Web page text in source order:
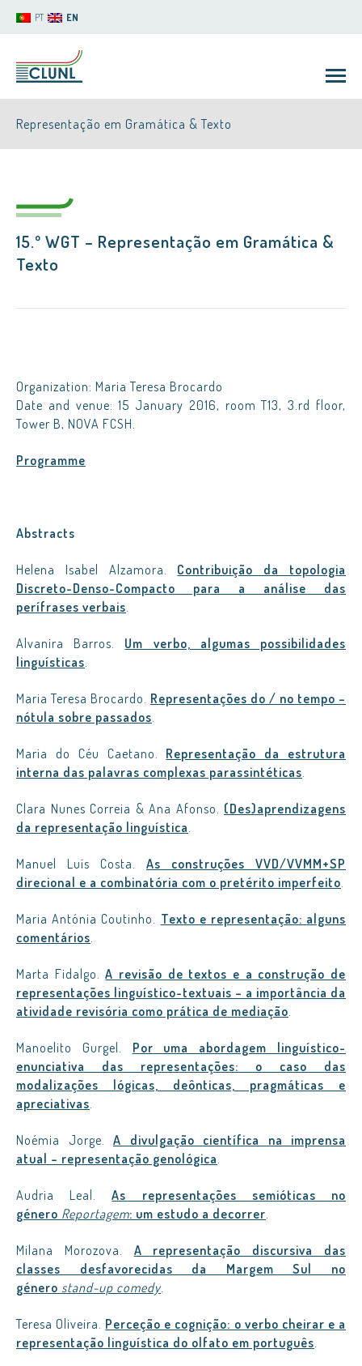
PT EN
CLUNL
Representação em Gramática & Texto
15.º WGT – Representação em Gramática &
Texto
Organization: Maria Teresa Brocardo
Date and venue: 15 January 2016, room T13, 3.rd floor,
Tower B, NOVA FCSH.
Programme
Abstracts
Helena Isabel Alzamora. Contribuição da topologia
Discreto-Denso-Compacto para a análise das
perífrases verbais.
Alvanira Barros. Um verbo, algumas possibilidades
linguísticas.
Maria Teresa Brocardo. Representações do / no tempo –
nótula sobre passados.
Maria do Céu Caetano. Representação da estrutura
interna das palavras complexas parassintéticas.
Clara Nunes Correia & Ana Afonso. (Des)aprendizagens
da representação linguística.
Manuel Luís Costa. As construções VVD/VVMM+SP
direcional e a combinatória com o pretérito imperfeito.
Maria Antónia Coutinho. Texto e representação: alguns
comentários.
Marta Fidalgo.A revisão de textos e a construção de
representações linguístico-textuais – a importância da
atividade revisória como prática de mediação.
Manoelito Gurgel. Por uma abordagem linguístico-
enunciativa das representações: o caso das
modalizações lógicas, deônticas, pragmáticas e
apreciativas.
Noémia Jorge. A divulgação científica na imprensa
atual – representação genológica.
Audria Leal.As representações semióticas no
género Reportagem: um estudo a decorrer.
Milana Morozova. A representação discursiva das
classes desfavorecidas da Margem Sul no
género stand-up comedy.
Teresa Oliveira. Perceção e cognição: o verbo cheirar e a
representação linguística do olfato em português.